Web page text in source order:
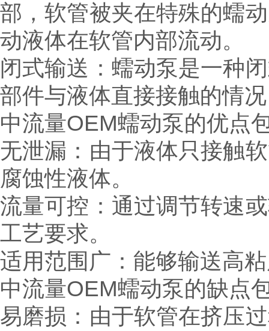
部，软管被夹在特殊的蠕
动液体在软管内部流动。
闭式输送：蠕动泵是一种
部件与液体直接接触的情
中流量OEM蠕动泵的优点
无泄漏：由于液体只接触
腐蚀性液体。
流量可控：通过调节转速
工艺要求。
适用范围广：能够输送高
中流量OEM蠕动泵的缺点
易磨损：由于软管在挤压